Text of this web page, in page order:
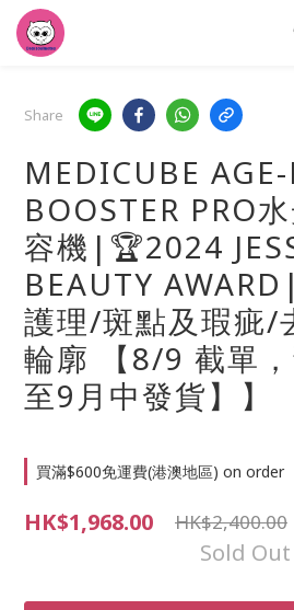
Share
MEDICUBE AGE-
BOOSTER PRO
容機|🏆2024
BEAUTY
護理/斑點及瑕疵/
輪廓 【8/9 截單
至9月中發貨】】
買滿$600免運費(港澳地區) on order
HK$1,968.00 HK$2,400.00
Sold Out